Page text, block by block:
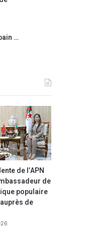
…
de l’APN
de
populaire
de